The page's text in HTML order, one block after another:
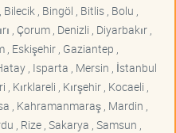
, Bingöl , Bitlis , Bolu ,
, Çorum , Denizli , Diyarbakır ,
, Eskişehir , Gaziantep ,
, Isparta , Mersin , İstanbul
Kırklareli , Kırşehir , Kocaeli ,
, Kahramanmaraş , Mardin ,
, Rize , Sakarya , Samsun ,